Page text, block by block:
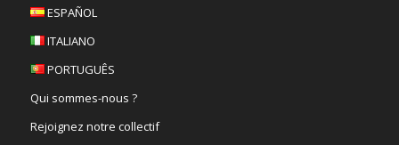
ESPAÑOL
ITALIANO
PORTUGUÊS
Qui sommes-nous ?
Rejoignez notre collectif